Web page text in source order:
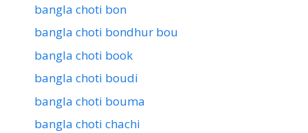
bangla choti bon
bangla choti bondhur bou
bangla choti book
bangla choti boudi
bangla choti bouma
bangla choti chachi